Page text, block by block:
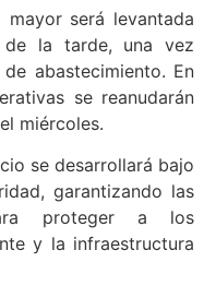
será levantada
la tarde, una vez
abastecimiento. En
se reanudarán
miércoles.
se desarrollará bajo
garantizando las
proteger a los
y la infraestructura